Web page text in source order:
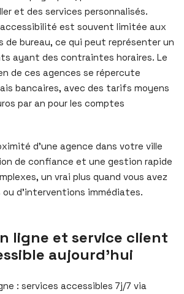
et des services personnalisés.
est souvent limitée aux
de bureau, ce qui peut représenter un
ayant des contraintes horaires. Le
de ces agences se répercute
bancaires, avec des tarifs moyens
par an pour les comptes
d’une agence dans votre ville
de confiance et une gestion rapide
un vrai plus quand vous avez
ou d’interventions immédiates.
ligne et service client
aujourd’hui
: services accessibles 7j/7 via